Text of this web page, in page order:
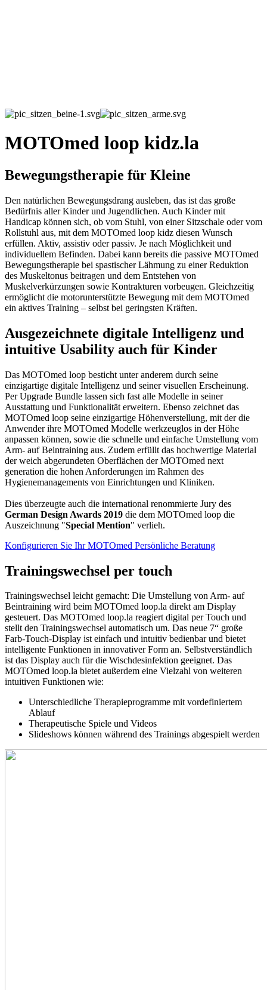
MOTOmed loop kidz.la
Bewegungstherapie für Kleine
Den natürlichen Bewegungsdrang ausleben, das ist das große
Bedürfnis aller Kinder und Jugendlichen. Auch Kinder mit
Handicap können sich, ob vom Stuhl, von einer Sitzschale oder vom
Rollstuhl aus, mit dem MOTOmed loop kidz diesen Wunsch
erfüllen. Aktiv, assistiv oder passiv. Je nach Möglichkeit und
individuellem Befinden. Dabei kann bereits die passive MOTOmed
Bewegungstherapie bei spastischer Lähmung zu einer Reduktion
des Muskeltonus beitragen und dem Entstehen von
Muskelverkürzungen sowie Kontrakturen vorbeugen. Gleichzeitig
ermöglicht die motorunterstützte Bewegung mit dem MOTOmed
ein aktives Training – selbst bei geringsten Kräften.
Ausgezeichnete digitale Intelligenz und
intuitive Usability auch für Kinder
Das MOTOmed loop besticht unter anderem durch seine
einzigartige digitale Intelligenz und seiner visuellen Erscheinung.
Per Upgrade Bundle lassen sich fast alle Modelle in seiner
Ausstattung und Funktionalität erweitern. Ebenso zeichnet das
MOTOmed loop seine einzigartige Höhenverstellung, mit der die
Anwender ihre MOTOmed Modelle werkzeuglos in der Höhe
anpassen können, sowie die schnelle und einfache Umstellung vom
Arm- auf Beintraining aus. Zudem erfüllt das hochwertige Material
der weich abgerundeten Oberflächen der MOTOmed next
generation die hohen Anforderungen im Rahmen des
Hygienemanagements von Einrichtungen und Kliniken.
Dies überzeugte auch die international renommierte Jury des
German Design Awards 2019 die dem MOTOmed loop die
Auszeichnung "Special Mention" verlieh.
Konfigurieren Sie Ihr MOTOmed Persönliche Beratung
Trainingswechsel per touch
Trainingswechsel leicht gemacht: Die Umstellung von Arm- auf
Beintraining wird beim MOTOmed loop.la direkt am Display
gesteuert. Das MOTOmed loop.la reagiert digital per Touch und
stellt den Trainingswechsel automatisch um. Das neue 7“ große
Farb-Touch-Display ist einfach und intuitiv bedienbar und bietet
intelligente Funktionen in innovativer Form an. Selbstverständlich
ist das Display auch für die Wischdesinfektion geeignet. Das
MOTOmed loop.la bietet außerdem eine Vielzahl von weiteren
intuitiven Funktionen wie:
Unterschiedliche Therapieprogramme mit vordefiniertem
Ablauf
Therapeutische Spiele und Videos
Slideshows können während des Trainings abgespielt werden